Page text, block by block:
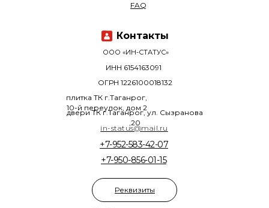
+7-950-856-01-15
+7-952-583-42-07
ООО «ИН-СТАТУС»
плитка ТК г.Таганрог,
10-й переулок, дом 2
двери ТК г.Таганрог, ул. Сызранова
,20
ОГРН 1226100018132
ИНН 6154163091
FAQ
in-status@mail.ru
Контакты
Реквизиты